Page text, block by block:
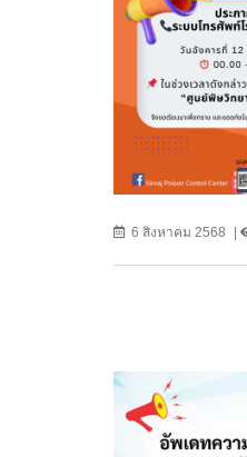
6 สิงหาคม 2568